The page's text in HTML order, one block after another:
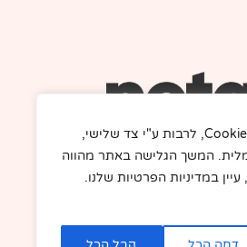
אתר זה עושה שימוש בקבצי Cookies, לרבות ע"י צד שלישי,
המשך הגלישה באתר מהווה
במדיניות הפרטיות שלנו.
I
n
s
g
F
a
c
o
o